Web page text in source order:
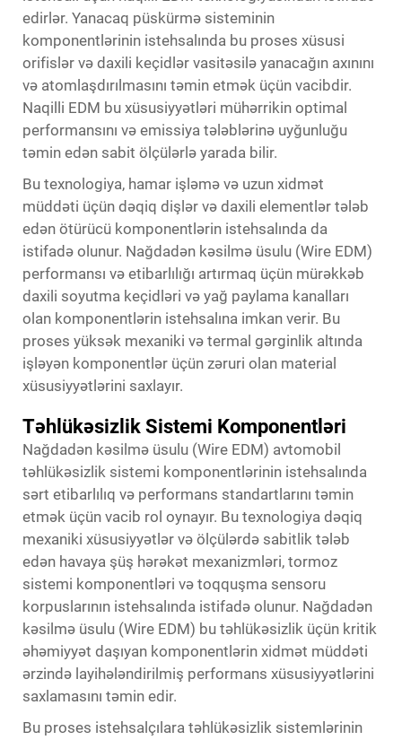
edirlər. Yanacaq püskürmə sisteminin
komponentlərinin istehsalında bu proses xüsusi
orifislər və daxili keçidlər vasitəsilə yanacağın axınını
və atomlaşdırılmasını təmin etmək üçün vacibdir.
Naqilli EDM bu xüsusiyyətləri mühərrikin optimal
performansını və emissiya tələblərinə uyğunluğu
təmin edən sabit ölçülərlə yarada bilir.
Bu texnologiya, hamar işləmə və uzun xidmət
müddəti üçün dəqiq dişlər və daxili elementlər tələb
edən ötürücü komponentlərin istehsalında da
istifadə olunur. Nağdadən kəsilmə üsulu (Wire EDM)
performansı və etibarlılığı artırmaq üçün mürəkkəb
daxili soyutma keçidləri və yağ paylama kanalları
olan komponentlərin istehsalına imkan verir. Bu
proses yüksək mexaniki və termal gərginlik altında
işləyən komponentlər üçün zəruri olan material
xüsusiyyətlərini saxlayır.
Təhlükəsizlik Sistemi Komponentləri
Nağdadən kəsilmə üsulu (Wire EDM) avtomobil
təhlükəsizlik sistemi komponentlərinin istehsalında
sərt etibarlılıq və performans standartlarını təmin
etmək üçün vacib rol oynayır. Bu texnologiya dəqiq
mexaniki xüsusiyyətlər və ölçülərdə sabitlik tələb
edən havaya şüş hərəkət mexanizmləri, tormoz
sistemi komponentləri və toqquşma sensoru
korpuslarının istehsalında istifadə olunur. Nağdadən
kəsilmə üsulu (Wire EDM) bu təhlükəsizlik üçün kritik
əhəmiyyət daşıyan komponentlərin xidmət müddəti
ərzində layihələndirilmiş performans xüsusiyyətlərini
saxlamasını təmin edir.
Bu proses istehsalçılara təhlükəsizlik sistemlərinin